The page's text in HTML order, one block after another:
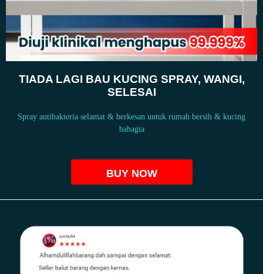
TIADA LAGI BAU KUCING SPRAY, WANGI,
SELESAI
Spray antibakteria selamat & berkesan untuk rumah bersih & kucing
bahagia
BUY NOW